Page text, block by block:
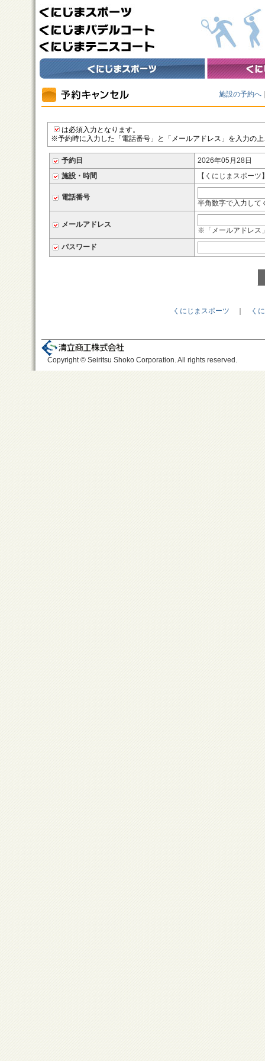
施設の予約へ
は必須入力となります。
※予約時に入力した「電話番号」と「メールアドレス」を入力の
予約日
2026年05月28日
施設・時間
【くにじまスポー
電話番号
半角数字で入力して
メールアドレス
※「メールアドレス
パスワード
くにじまスポーツ く
Copyright © Seiritsu Shoko Corporation. All rights reserved.